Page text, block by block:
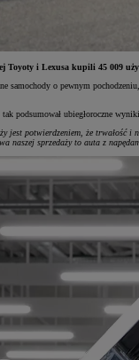
i Lexusa kupili 45 009
samochody o pewnym
podsumował ubiegłoroczne wyniki
jest potwierdzeniem, że trwałość
naszej sprzedaży to auta z